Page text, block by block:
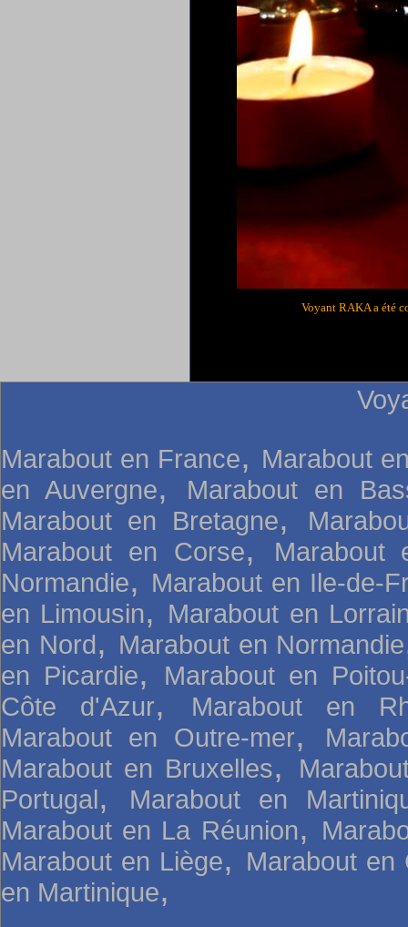
Voyant RAKA a été
Marabout en France, Marabout
en Auvergne,
Marabout en
Marabout en Bretagne,
Marabout en Corse,
Marabout
Normandie, Marabout en Ile-de-
en Limousin, Marabout en
en Nord, Marabout en Normandie
en Picardie,
Marabout en
Côte d'Azur,
Marabout en
Marabout en Outre-mer,
Marabout en Bruxelles,
Portugal,
Marabout en
Marabout en La Réunion,
Marabout en Liège, Marabout en
en Martinique,